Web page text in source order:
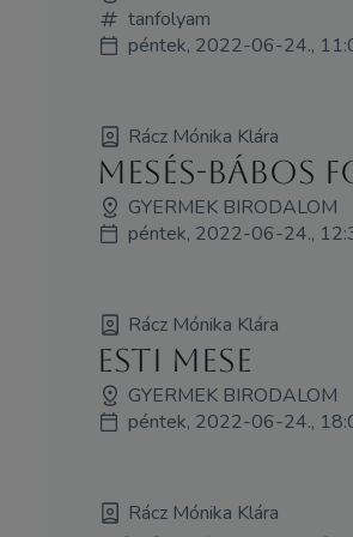
tanfolyam
péntek, 2022-06-24.,
Rácz Mónika Klára
Mesés-
GYERMEK BIRODALOM
péntek, 2022-06-24.,
Rácz Mónika Klára
Esti mese
GYERMEK BIRODALOM
péntek, 2022-06-24.,
Rácz Mónika Klára